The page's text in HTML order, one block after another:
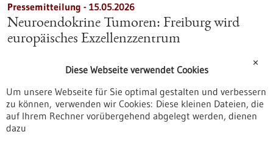
Pressemitteilung - 15.05.2026
Neuroendokrine Tumoren: Freiburg wird
europäisches Exzellenzzentrum
Excellence“ der European Neuroendocrine Tumor Society
spezialisierte Zentren aus, die seltene Tumorerkrankungen
nach festgelegten Qualitätsstandards behandeln.
https://www.gesundheitsindustrie-
bw.de/fachbeitrag/pm/neuroendokrine-tumoren-freiburg-
✕
Diese Webseite verwendet Cookies
Um unsere Webseite für Sie optimal gestalten und verbessern
zu können, verwenden wir Cookies: Diese kleinen Dateien, die
auf Ihrem Rechner vorübergehend abgelegt werden, dienen
dazu